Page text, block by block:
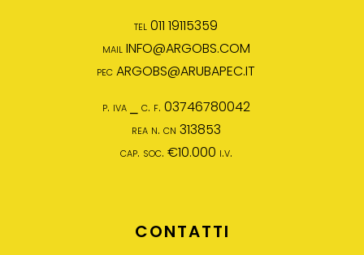
tel 011 19115359
mailINFO@ARGOBS.COM
pecARGOBS@ARUBAPEC.IT
p. iva ⎯ c. f. 03746780042
rea n. cn 313853
cap. soc. €10.000 i.v.
CONTATTI